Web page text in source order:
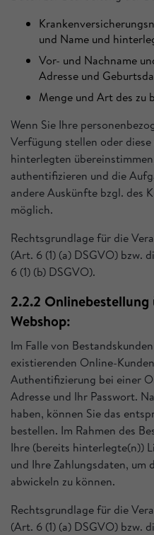
und Name und
Vor- und Nachname
Adresse und
Menge und Art des zu
Wenn Sie Ihre
Verfügung stellen oder
hinterlegten
authentifizieren und die
andere Auskünfte bzgl. des
möglich.
Rechtsgrundlage für die
(Art. 6 (1) (a) DSGVO) bzw.
6 (1) (b) DSGVO).
2.2.2
Webshop:
Im Falle von
existierenden Online-
Authentifizierung bei einer
Adresse und Ihr Passwort.
haben, können Sie das
bestellen. Im Rahmen des
Ihre (bereits hinterlegte(n))
und Ihre Zahlungsdaten,
abwickeln zu können.
Rechtsgrundlage für die
(Art. 6 (1) (a) DSGVO) bzw.